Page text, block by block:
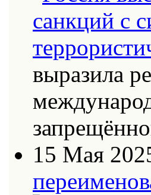
выразила
15 Мая